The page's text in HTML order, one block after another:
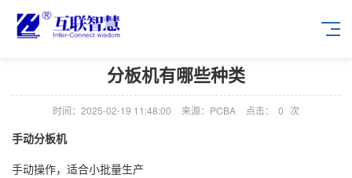
分板机有哪些种类
时间：2025-02-19 11:48:00 来源：PCBA 点击： 0 次
手动分板机
手动操作，适合小批量生产